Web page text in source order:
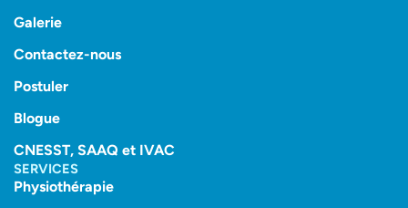
Galerie
Contactez-nous
Postuler
Blogue
CNESST, SAAQ et IVAC
SERVICES
Physiothérapie